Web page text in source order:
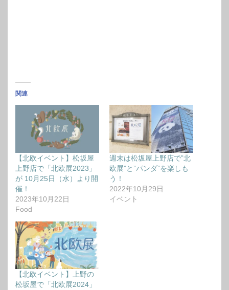
関連
【北欧イベント】松坂屋
上野店で「北欧展2023」
が 10月25日（水）より開
催！
2023年10月22日
Food
週末は松坂屋上野店で”北
欧展”と”パンダ”を楽しも
う！
2022年10月29日
イベント
【北欧イベント】上野の
松坂屋で「北欧展2024」